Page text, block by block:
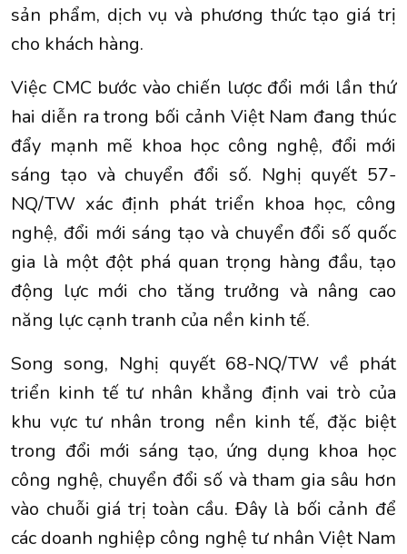
sản phẩm, dịch vụ và phương thức tạo giá trị
cho khách hàng.
Việc CMC bước vào chiến lược đổi mới lần thứ
hai diễn ra trong bối cảnh Việt Nam đang thúc
đẩy mạnh mẽ khoa học công nghệ, đổi mới
sáng tạo và chuyển đổi số. Nghị quyết 57-
NQ/TW xác định phát triển khoa học, công
nghệ, đổi mới sáng tạo và chuyển đổi số quốc
gia là một đột phá quan trọng hàng đầu, tạo
động lực mới cho tăng trưởng và nâng cao
năng lực cạnh tranh của nền kinh tế.
Song song, Nghị quyết 68-NQ/TW về phát
triển kinh tế tư nhân khẳng định vai trò của
khu vực tư nhân trong nền kinh tế, đặc biệt
trong đổi mới sáng tạo, ứng dụng khoa học
công nghệ, chuyển đổi số và tham gia sâu hơn
vào chuỗi giá trị toàn cầu. Đây là bối cảnh để
các doanh nghiệp công nghệ tư nhân Việt Nam